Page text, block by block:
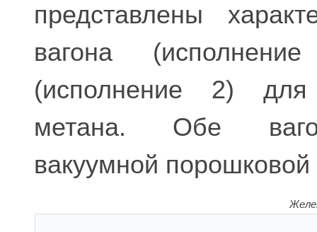
представлены
вагона
(исполнение 2) для
метана. Обе
вакуумной